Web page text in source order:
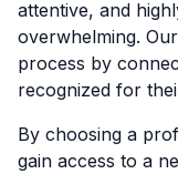
attentive, and
overwhelming.
process by
recognized for
By choosing a
gain access to a